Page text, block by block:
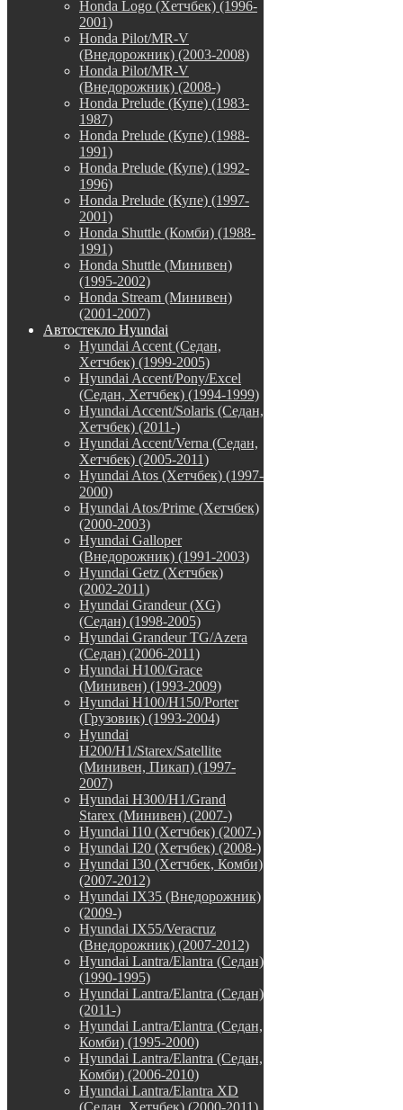
Honda Logo (Хетчбек) (1996-
2001)
Honda Pilot/MR-V
(Внедорожник) (2003-2008)
Honda Pilot/MR-V
(Внедорожник) (2008-)
Honda Prelude (Купе) (1983-
1987)
Honda Prelude (Купе) (1988-
1991)
Honda Prelude (Купе) (1992-
1996)
Honda Prelude (Купе) (1997-
2001)
Honda Shuttle (Комби) (1988-
1991)
Honda Shuttle (Минивен)
(1995-2002)
Honda Stream (Минивен)
(2001-2007)
Автостекло Hyundai
Hyundai Accent (Седан,
Хетчбек) (1999-2005)
Hyundai Accent/Pony/Excel
(Седан, Хетчбек) (1994-1999)
Hyundai Accent/Solaris (Седан,
Хетчбек) (2011-)
Hyundai Accent/Verna (Седан,
Хетчбек) (2005-2011)
Hyundai Atos (Хетчбек) (1997-
2000)
Hyundai Atos/Prime (Хетчбек)
(2000-2003)
Hyundai Galloper
(Внедорожник) (1991-2003)
Hyundai Getz (Хетчбек)
(2002-2011)
Hyundai Grandeur (XG)
(Седан) (1998-2005)
Hyundai Grandeur TG/Azera
(Седан) (2006-2011)
Hyundai H100/Grace
(Минивен) (1993-2009)
Hyundai H100/H150/Porter
(Грузовик) (1993-2004)
Hyundai
H200/H1/Starex/Satellite
(Минивен, Пикап) (1997-
2007)
Hyundai H300/H1/Grand
Starex (Минивен) (2007-)
Hyundai I10 (Хетчбек) (2007-)
Hyundai I20 (Хетчбек) (2008-)
Hyundai I30 (Хетчбек, Комби)
(2007-2012)
Hyundai IX35 (Внедорожник)
(2009-)
Hyundai IX55/Veracruz
(Внедорожник) (2007-2012)
Hyundai Lantra/Elantra (Седан)
(1990-1995)
Hyundai Lantra/Elantra (Седан)
(2011-)
Hyundai Lantra/Elantra (Седан,
Комби) (1995-2000)
Hyundai Lantra/Elantra (Седан,
Комби) (2006-2010)
Hyundai Lantra/Elantra XD
(Седан, Хетчбек) (2000-2011)